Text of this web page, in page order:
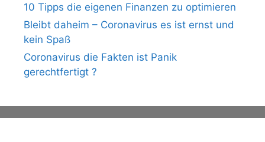
10 Tipps die eigenen Finanzen zu optimieren
Bleibt daheim – Coronavirus es ist ernst und
kein Spaß
Coronavirus die Fakten ist Panik
gerechtfertigt ?